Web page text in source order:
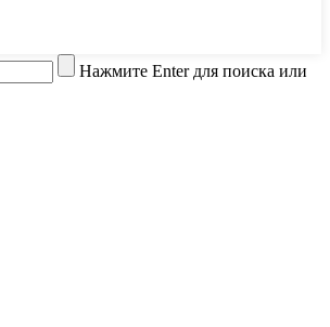
Нажмите Enter для поиска или